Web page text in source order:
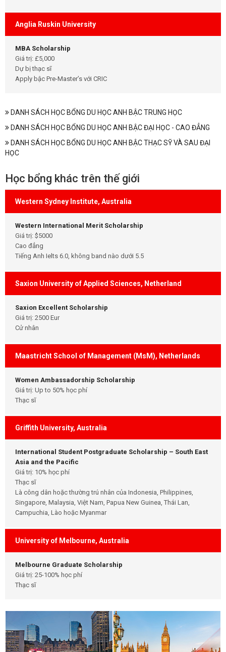
Anglia Ruskin University
MBA Scholarship
Giá trị: £5,000
Dự bị thạc sĩ
Apply bậc Pre-Master’s với CRIC
DANH SÁCH HỌC BỔNG DU HỌC ANH BẬC TRUNG HỌC
DANH SÁCH HỌC BỔNG DU HỌC ANH BẬC ĐẠI HỌC - CAO ĐẲNG
DANH SÁCH HỌC BỔNG DU HỌC ANH BẬC THẠC SỸ VÀ SAU ĐẠI
HỌC
Học bổng khác trên thế giới
Western Sydney Institute, Australia
Western International Merit Scholarship
Giá trị: $5000
Cao đẳng
Tiếng Anh Ielts 6.0, không band nào dưới 5.5
Saxion University of Applied Sciences, Netherland
Saxion Excellent Scholarship
Giá trị: 2500 Eur
Cử nhân
Maastricht School of Management (MsM), Netherlands
Women Ambassadorship Scholarship
Giá trị: Up to 50% học phí
Thạc sĩ
Griffith University, Australia
International Student Postgraduate Scholarship – South East
Asia and the Pacific
Giá trị: 10% học phí
Thạc sĩ
Là công dân hoặc thường trú nhân của Indonesia, Philippines,
Singapore, Malaysia, Việt Nam, Papua New Guinea, Thái Lan,
Campuchia, Lào hoặc Myanmar
University of Melbourne, Australia
Melbourne Graduate Scholarship
Giá trị: 25-100% học phí
Thạc sĩ